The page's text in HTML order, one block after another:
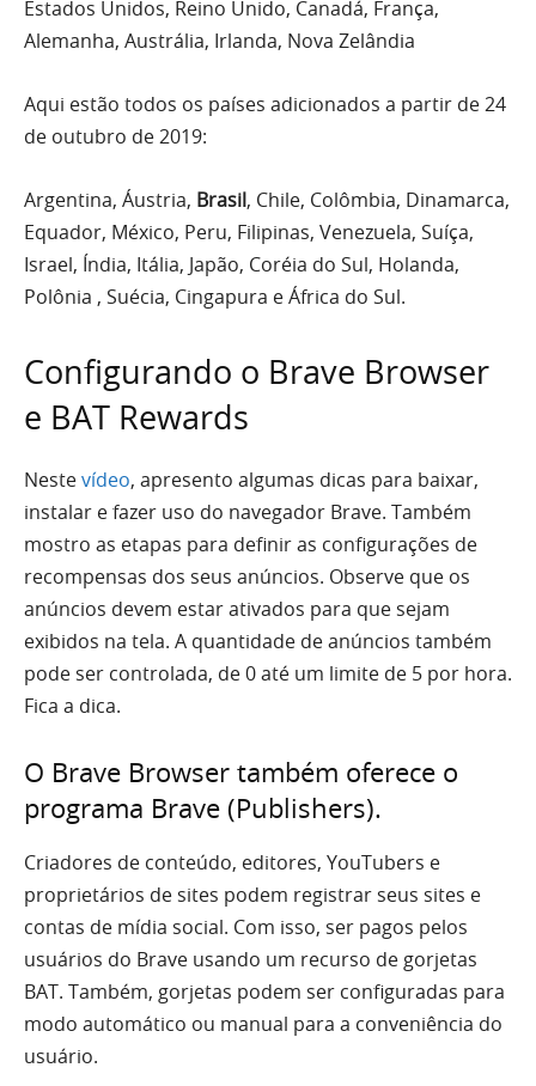
Estados Unidos, Reino Unido, Canadá, França,
Alemanha, Austrália, Irlanda, Nova Zelândia
Aqui estão todos os países adicionados a partir de 24
de outubro de 2019:
Argentina, Áustria, Brasil, Chile, Colômbia, Dinamarca,
Equador, México, Peru, Filipinas, Venezuela, Suíça,
Israel, Índia, Itália, Japão, Coréia do Sul, Holanda,
Polônia , Suécia, Cingapura e África do Sul.
Configurando o Brave Browser
e BAT Rewards
Nestevídeo, apresento algumas dicas para baixar,
instalar e fazer uso do navegador Brave. Também
mostro as etapas para definir as configurações de
recompensas dos seus anúncios. Observe que os
anúncios devem estar ativados para que sejam
exibidos na tela. A quantidade de anúncios também
pode ser controlada, de 0 até um limite de 5 por hora.
Fica a dica.
O Brave Browser também oferece o
programa Brave (Publishers).
Criadores de conteúdo, editores, YouTubers e
proprietários de sites podem registrar seus sites e
contas de mídia social. Com isso, ser pagos pelos
usuários do Brave usando um recurso de gorjetas
BAT. Também, gorjetas podem ser configuradas para
modo automático ou manual para a conveniência do
usuário.